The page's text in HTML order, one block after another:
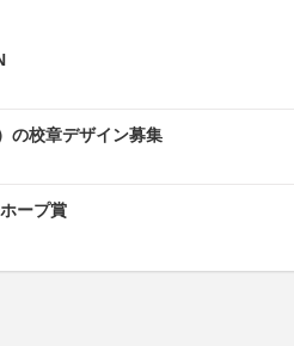
の校章デザイン募集
ープ賞